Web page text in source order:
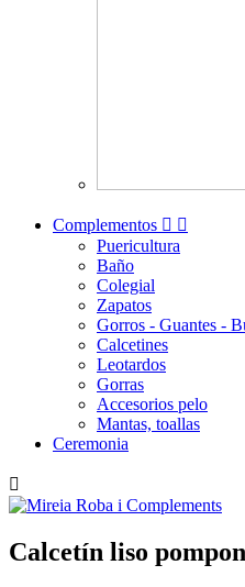
Complementos  
Puericultura
Baño
Colegial
Zapatos
Gorros - Guantes -
Calcetines
Leotardos
Gorras
Accesorios pelo
Mantas, toallas
Ceremonia

Calcetín liso